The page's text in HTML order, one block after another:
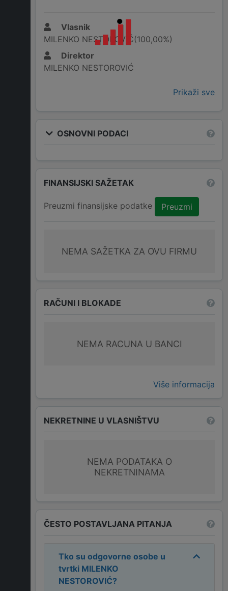
Vlasnik
MILENKO NESTOROVIĆ(100,00%)
Direktor
MILENKO NESTOROVIĆ
Prikaži sve
OSNOVNI PODACI
FINANSIJSKI SAŽETAK
Preuzmi finansijske podatke Preuzmi
NEMA SAŽETKA ZA OVU FIRMU
RAČUNI I BLOKADE
NEMA RACUNA U BANCI
Više informacija
NEKRETNINE U VLASNIŠTVU
NEMA PODATAKA O
NEKRETNINAMA
ČESTO POSTAVLJANA PITANJA
Tko su odgovorne osobe u
tvrtki MILENKO
NESTOROVIĆ?